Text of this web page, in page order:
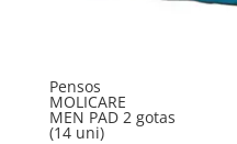
Pensos
MOLICARE
MEN PAD 2 gotas
(14 uni)